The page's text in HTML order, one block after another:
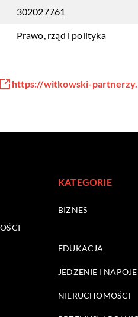
302027761
Prawo, rząd i polityka
https://witkowski-
KATEGORIE
BIZNES
EDUKACJA
JEDZENIE I NAPOJE
NIERUCHOMOŚCI